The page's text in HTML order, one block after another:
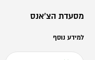
מסעדת הצ'אנס
למידע נוסף